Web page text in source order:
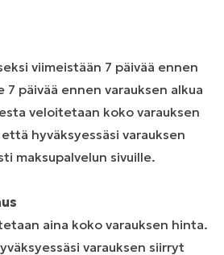
viimeistään 7 päivää ennen
7 päivää ennen varauksen alkua
veloitetaan koko varauksen
hyväksyessäsi varauksen
maksupalvelun sivuille.
aina koko varauksen hinta.
varauksen siirryt